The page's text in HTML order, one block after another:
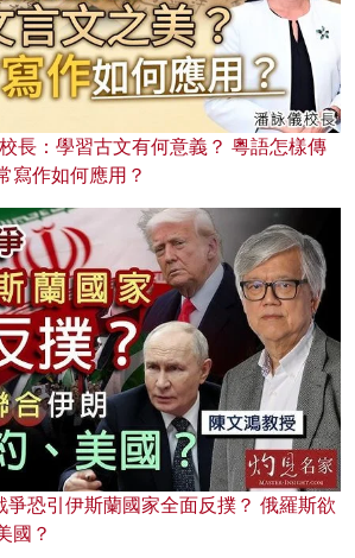
長：學習古文有何意義？ 粵語怎樣傳
寫作如何應用？
爭恐引伊斯蘭國家全面反撲？ 俄羅斯欲
國？